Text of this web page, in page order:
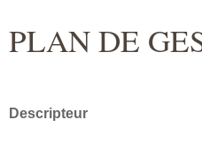
PLAN DE
Descripteur